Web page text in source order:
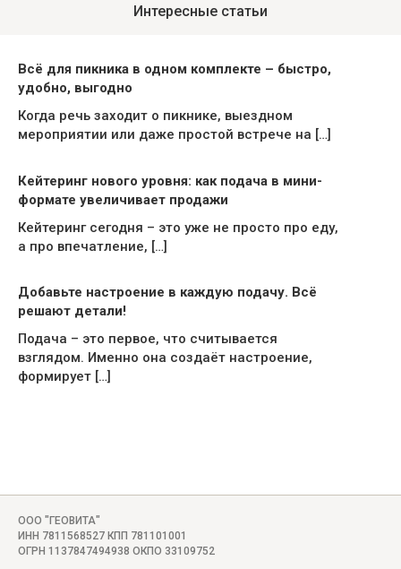
Интересные статьи
Всё для пикника в одном комплекте – быстро,
удобно, выгодно
Когда речь заходит о пикнике, выездном
мероприятии или даже простой встрече на […]
Кейтеринг нового уровня: как подача в мини-
формате увеличивает продажи
Кейтеринг сегодня – это уже не просто про еду,
а про впечатление, […]
Добавьте настроение в каждую подачу. Всё
решают детали!
Подача – это первое, что считывается
взглядом. Именно она создаёт настроение,
формирует […]
ООО "ГЕОВИТА"
ИНН 7811568527 КПП 781101001
ОГРН 1137847494938 ОКПО 33109752